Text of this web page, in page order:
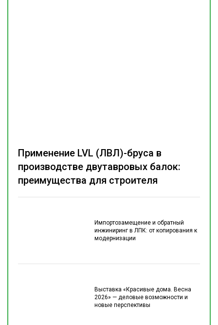
Импортозамещение и обратный
инжиниринг в ЛПК: от копирования к
модернизации
Выставка «Красивые дома. Весна
2026» — деловые возможности и
новые перспективы
Применение LVL (ЛВЛ)-бруса в
производстве двутавровых балок:
преимущества для строителя